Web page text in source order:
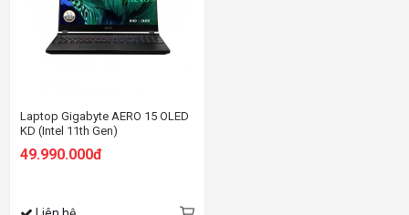
Laptop Gigabyte AERO 15 OLED
KD (Intel 11th Gen)
49.990.000đ